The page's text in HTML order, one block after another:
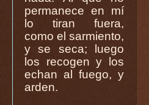
permanece en mí
lo tiran fuera,
como el sarmiento,
y se seca; luego
los recogen y los
echan al fuego, y
arden.